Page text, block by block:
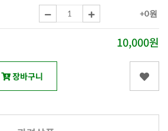
+0원
10,000원
장바구니